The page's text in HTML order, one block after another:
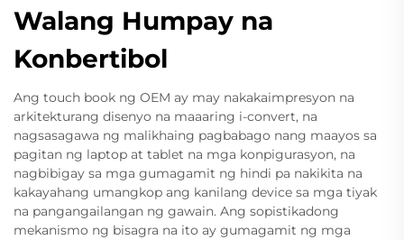
Walang Humpay na
Konbertibol
Ang touch book ng OEM ay may nakakaimpresyon na
arkitekturang disenyo na maaaring i-convert, na
nagsasagawa ng malikhaing pagbabago nang maayos sa
pagitan ng laptop at tablet na mga konpigurasyon, na
nagbibigay sa mga gumagamit ng hindi pa nakikita na
kakayahang umangkop ang kanilang device sa mga tiyak
na pangangailangan ng gawain. Ang sopistikadong
mekanismo ng bisagra na ito ay gumagamit ng mga